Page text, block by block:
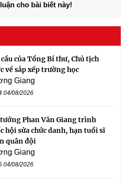
cho bài biết này!
cầu của Tổng Bí thư, Chủ tịch
về sắp xếp trường học
Giang
04/08/2026
Phan Văn Giang trình
hội sửa chức danh, hạn tuổi sĩ
quân đội
Giang
04/08/2026